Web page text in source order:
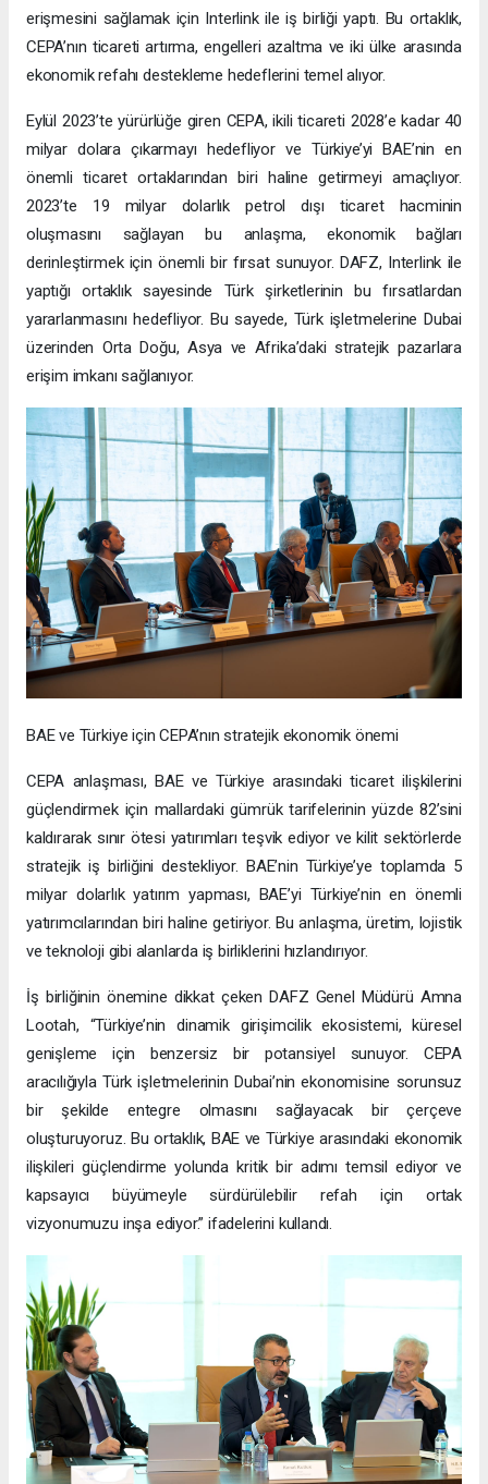
erişmesini sağlamak için Interlink ile iş birliği yaptı. Bu ortaklık,
CEPA’nın ticareti artırma, engelleri azaltma ve iki ülke arasında
ekonomik refahı destekleme hedeflerini temel alıyor.
Eylül 2023’te yürürlüğe giren CEPA, ikili ticareti 2028’e kadar 40
milyar dolara çıkarmayı hedefliyor ve Türkiye’yi BAE’nin en
önemli ticaret ortaklarından biri haline getirmeyi amaçlıyor.
2023’te 19 milyar dolarlık petrol dışı ticaret hacminin
oluşmasını sağlayan bu anlaşma, ekonomik bağları
derinleştirmek için önemli bir fırsat sunuyor. DAFZ, Interlink ile
yaptığı ortaklık sayesinde Türk şirketlerinin bu fırsatlardan
yararlanmasını hedefliyor. Bu sayede, Türk işletmelerine Dubai
üzerinden Orta Doğu, Asya ve Afrika’daki stratejik pazarlara
erişim imkanı sağlanıyor.
BAE ve Türkiye için CEPA’nın stratejik ekonomik önemi
CEPA anlaşması, BAE ve Türkiye arasındaki ticaret ilişkilerini
güçlendirmek için mallardaki gümrük tarifelerinin yüzde 82’sini
kaldırarak sınır ötesi yatırımları teşvik ediyor ve kilit sektörlerde
stratejik iş birliğini destekliyor. BAE’nin Türkiye’ye toplamda 5
milyar dolarlık yatırım yapması, BAE’yi Türkiye’nin en önemli
yatırımcılarından biri haline getiriyor. Bu anlaşma, üretim, lojistik
ve teknoloji gibi alanlarda iş birliklerini hızlandırıyor.
İş birliğinin önemine dikkat çeken DAFZ Genel Müdürü Amna
Lootah, “Türkiye’nin dinamik girişimcilik ekosistemi, küresel
genişleme için benzersiz bir potansiyel sunuyor. CEPA
aracılığıyla Türk işletmelerinin Dubai’nin ekonomisine sorunsuz
bir şekilde entegre olmasını sağlayacak bir çerçeve
oluşturuyoruz. Bu ortaklık, BAE ve Türkiye arasındaki ekonomik
ilişkileri güçlendirme yolunda kritik bir adımı temsil ediyor ve
kapsayıcı büyümeyle sürdürülebilir refah için ortak
vizyonumuzu inşa ediyor.” ifadelerini kullandı.